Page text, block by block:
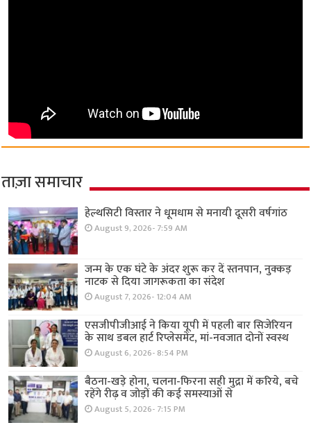
ताज़ा समाचार
हेल्थसिटी विस्तार ने धूमधाम से मनायी दूसरी वर्षगांठ
August 9, 2026- 7:59 AM
जन्म के एक घंटे के अंदर शुरू कर दें स्तनपान, नुक्कड़
नाटक से दिया जागरूकता का संदेश
August 7, 2026- 12:04 AM
एसजीपीजीआई ने किया यूपी में पहली बार सिजेरियन
के साथ डबल हार्ट रिप्लेसमेंट, मां-नवजात दोनों स्वस्थ
August 6, 2026- 8:54 PM
बैठना-खड़े होना, चलना-फिरना सही मुद्रा में करिये, बचे
रहेंगे रीढ़ व जोड़ों की कई समस्याओं से
August 5, 2026- 7:15 PM